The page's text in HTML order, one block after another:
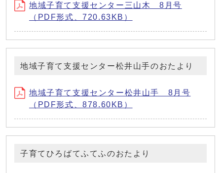
地域子育て支援センター三山木 8月号
（PDF形式、720.63KB）
地域子育て支援センター松井山手のおたより
地域子育て支援センター松井山手 8月号
（PDF形式、878.60KB）
子育てひろばてふてふのおたより